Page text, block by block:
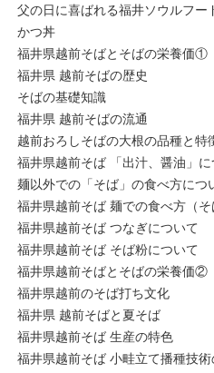
父の日に喜ばれる福井ソウルフー
かつ丼
福井県越前そばとそばの栄養価①
福井県 越前そばの歴史
そばの基礎知識
福井県 越前そばの流通
越前おろしそばの大根の品種と特
福井県越前そば 「出汁、醤油」に
麺以外での「そば」の食べ方につ
福井県越前そば 麺での食べ方（
福井県越前そば つなぎについて
福井県越前そば そば粉について
福井県越前そばとそばの栄養価②
福井県越前のそば打ち文化
福井県 越前そばと夏そば
福井県越前そば 生産の特色
福井県越前そば 小畦立て播種技術